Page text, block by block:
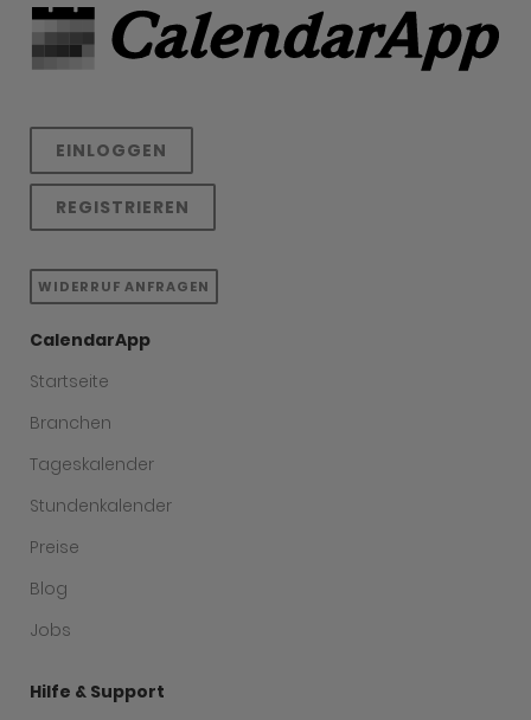
EINLOGGEN
REGISTRIEREN
WIDERRUF ANFRAGEN
CalendarApp
Startseite
Branchen
Tageskalender
Stundenkalender
Preise
Blog
Jobs
Hilfe & Support